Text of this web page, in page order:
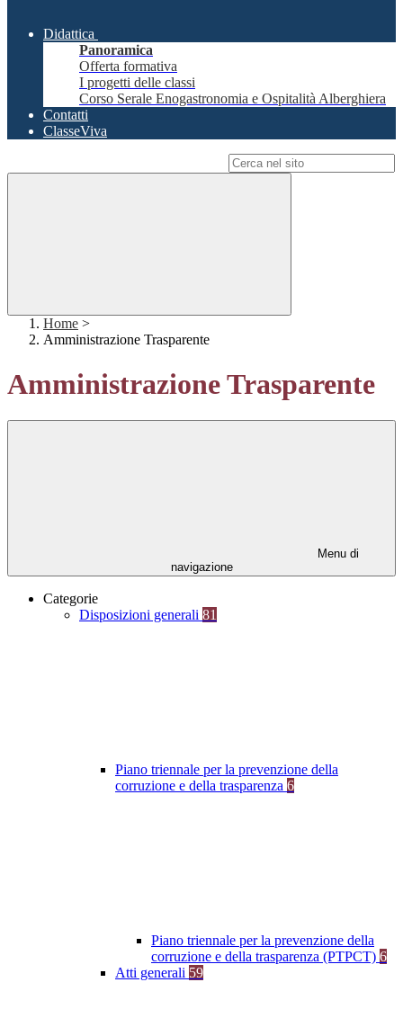
Didattica
Panoramica
Offerta formativa
I progetti delle classi
Corso Serale Enogastronomia e Ospitalità Alberghiera
Contatti
ClasseViva
Home >
Amministrazione Trasparente
Amministrazione Trasparente
Menu di
navigazione
Categorie
Disposizioni generali 81
Piano triennale per la prevenzione della
corruzione e della trasparenza 6
Piano triennale per la prevenzione della
corruzione e della trasparenza (PTPCT) 6
Atti generali 59